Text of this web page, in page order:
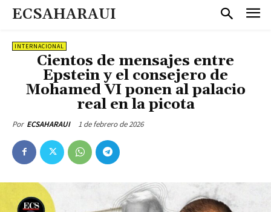
ECSAHARAUI
INTERNACIONAL
Cientos de mensajes entre
Epstein y el consejero de
Mohamed VI ponen al palacio
real en la picota
Por ECSAHARAUI 1 de febrero de 2026